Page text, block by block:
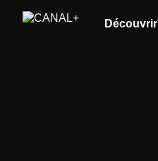
Découvrir